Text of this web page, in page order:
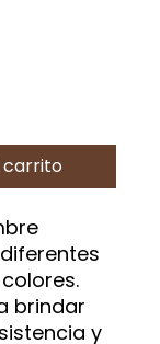
carrito
brindar
y